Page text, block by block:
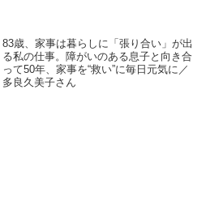
83歳、家事は暮らしに「張り合い」が出
る私の仕事。障がいのある息子と向き合
って50年、家事を“救い”に毎日元気に／
多良久美子さん